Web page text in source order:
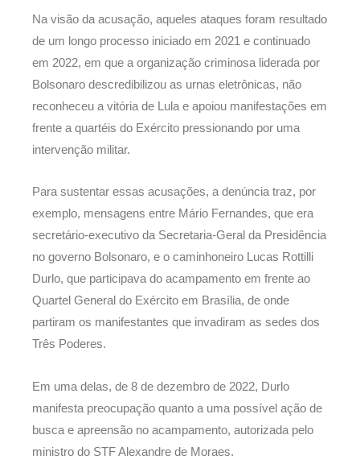
Na visão da acusação, aqueles ataques foram resultado
de um longo processo iniciado em 2021 e continuado
em 2022, em que a organização criminosa liderada por
Bolsonaro descredibilizou as urnas eletrônicas, não
reconheceu a vitória de Lula e apoiou manifestações em
frente a quartéis do Exército pressionando por uma
intervenção militar.
Para sustentar essas acusações, a denúncia traz, por
exemplo, mensagens entre Mário Fernandes, que era
secretário-executivo da Secretaria-Geral da Presidência
no governo Bolsonaro, e o caminhoneiro Lucas Rottilli
Durlo, que participava do acampamento em frente ao
Quartel General do Exército em Brasília, de onde
partiram os manifestantes que invadiram as sedes dos
Três Poderes.
Em uma delas, de 8 de dezembro de 2022, Durlo
manifesta preocupação quanto a uma possível ação de
busca e apreensão no acampamento, autorizada pelo
ministro do STF Alexandre de Moraes.